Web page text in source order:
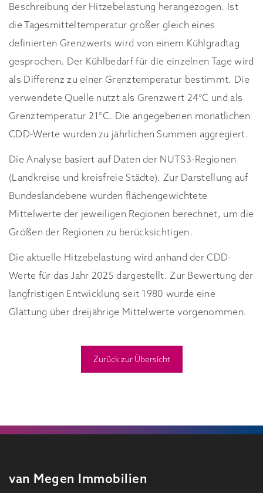
Beschreibung der Hitzebelastung herangezogen. Ist
die Tagesmitteltemperatur größer gleich eines
definierten Grenzwerts wird von einem Kühlgradtag
gesprochen. Der Kühlbedarf für die einzelnen Tage wird
als Differenz zu einer Grenztemperatur bestimmt. Die
verwendete Quelle nutzt als Grenzwert 24°C und als
Grenztemperatur 21°C. Die angegebenen monatlichen
CDD-Werte wurden zu jährlichen Summen aggregiert.
Die Analyse basiert auf Daten der NUTS3-Regionen
(Landkreise und kreisfreie Städte). Zur Darstellung auf
Bundeslandebene wurden flächengewichtete
Mittelwerte der jeweiligen Regionen berechnet, um die
Größen der Regionen zu berücksichtigen.
Die aktuelle Hitzebelastung wird anhand der CDD-
Werte für das Jahr 2025 dargestellt. Zur Bewertung der
langfristigen Entwicklung seit 1980 wurde eine
Glättung über dreijährige Mittelwerte vorgenommen.
Zurück zur Übersicht
van Megen Immobilien